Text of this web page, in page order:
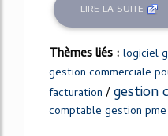
LIRE LA SUITE
Thèmes liés : logiciel
gestion commerciale
facturation /gestion
comptable gestion pme